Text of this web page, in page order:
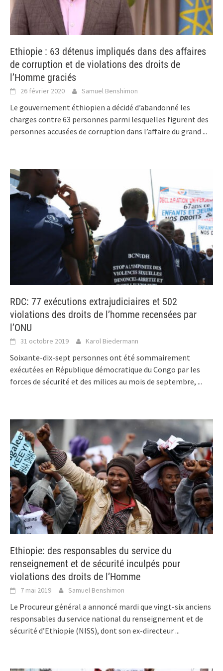
Ethiopie : 63 détenus impliqués dans des affaires
de corruption et de violations des droits de
l’Homme graciés
26 février 2020 Samuel Benshimon
Le gouvernement éthiopien a décidé d’abandonné les
charges contre 63 personnes parmi lesquelles figurent des
personnes accusées de corruption dans l’affaire du grand ...
RDC: 77 exécutions extrajudiciaires et 502
violations des droits de l’homme recensées par
l’ONU
31 octobre 2019 Karol Biedermann
Soixante-dix-sept personnes ont été sommairement
exécutées en République démocratique du Congo par les
forces de sécurité et des milices au mois de septembre, ...
Ethiopie: des responsables du service du
renseignement et de sécurité inculpés pour
violations des droits de l’Homme
7 mai 2019 Samuel Benshimon
Le Procureur général a annoncé mardi que vingt-six anciens
responsables du service national du renseignement et de
sécurité d’Ethiopie (NISS), dont son ex-directeur...